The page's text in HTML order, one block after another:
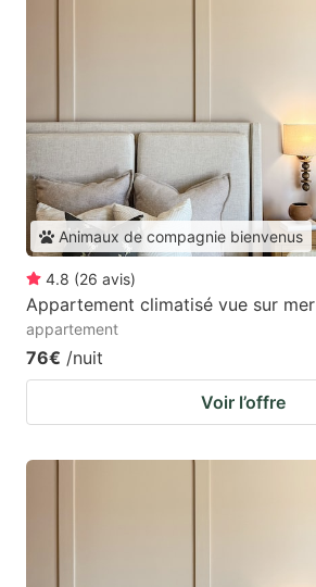
Animaux de compagnie bienvenus
4.8 (26 avis)
Appartement climatisé vue sur mer
appartement
76€ /nuit
Voir l’offre